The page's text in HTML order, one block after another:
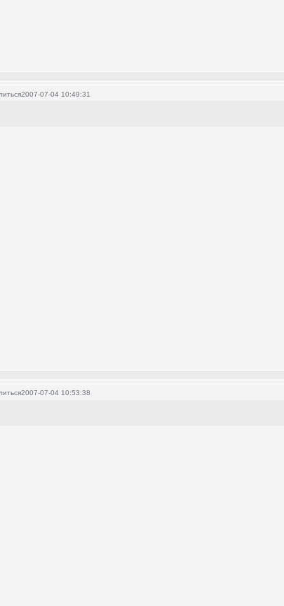
2007-07-04 10:49:31
2007-07-04 10:53:38